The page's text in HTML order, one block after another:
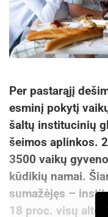
Per pastarąjį
esminį pokytį
šaltų institucinių
šeimos aplinkos.
3500 vaikų
kūdikių namai.
sumažėjęs –
18 proc. visų